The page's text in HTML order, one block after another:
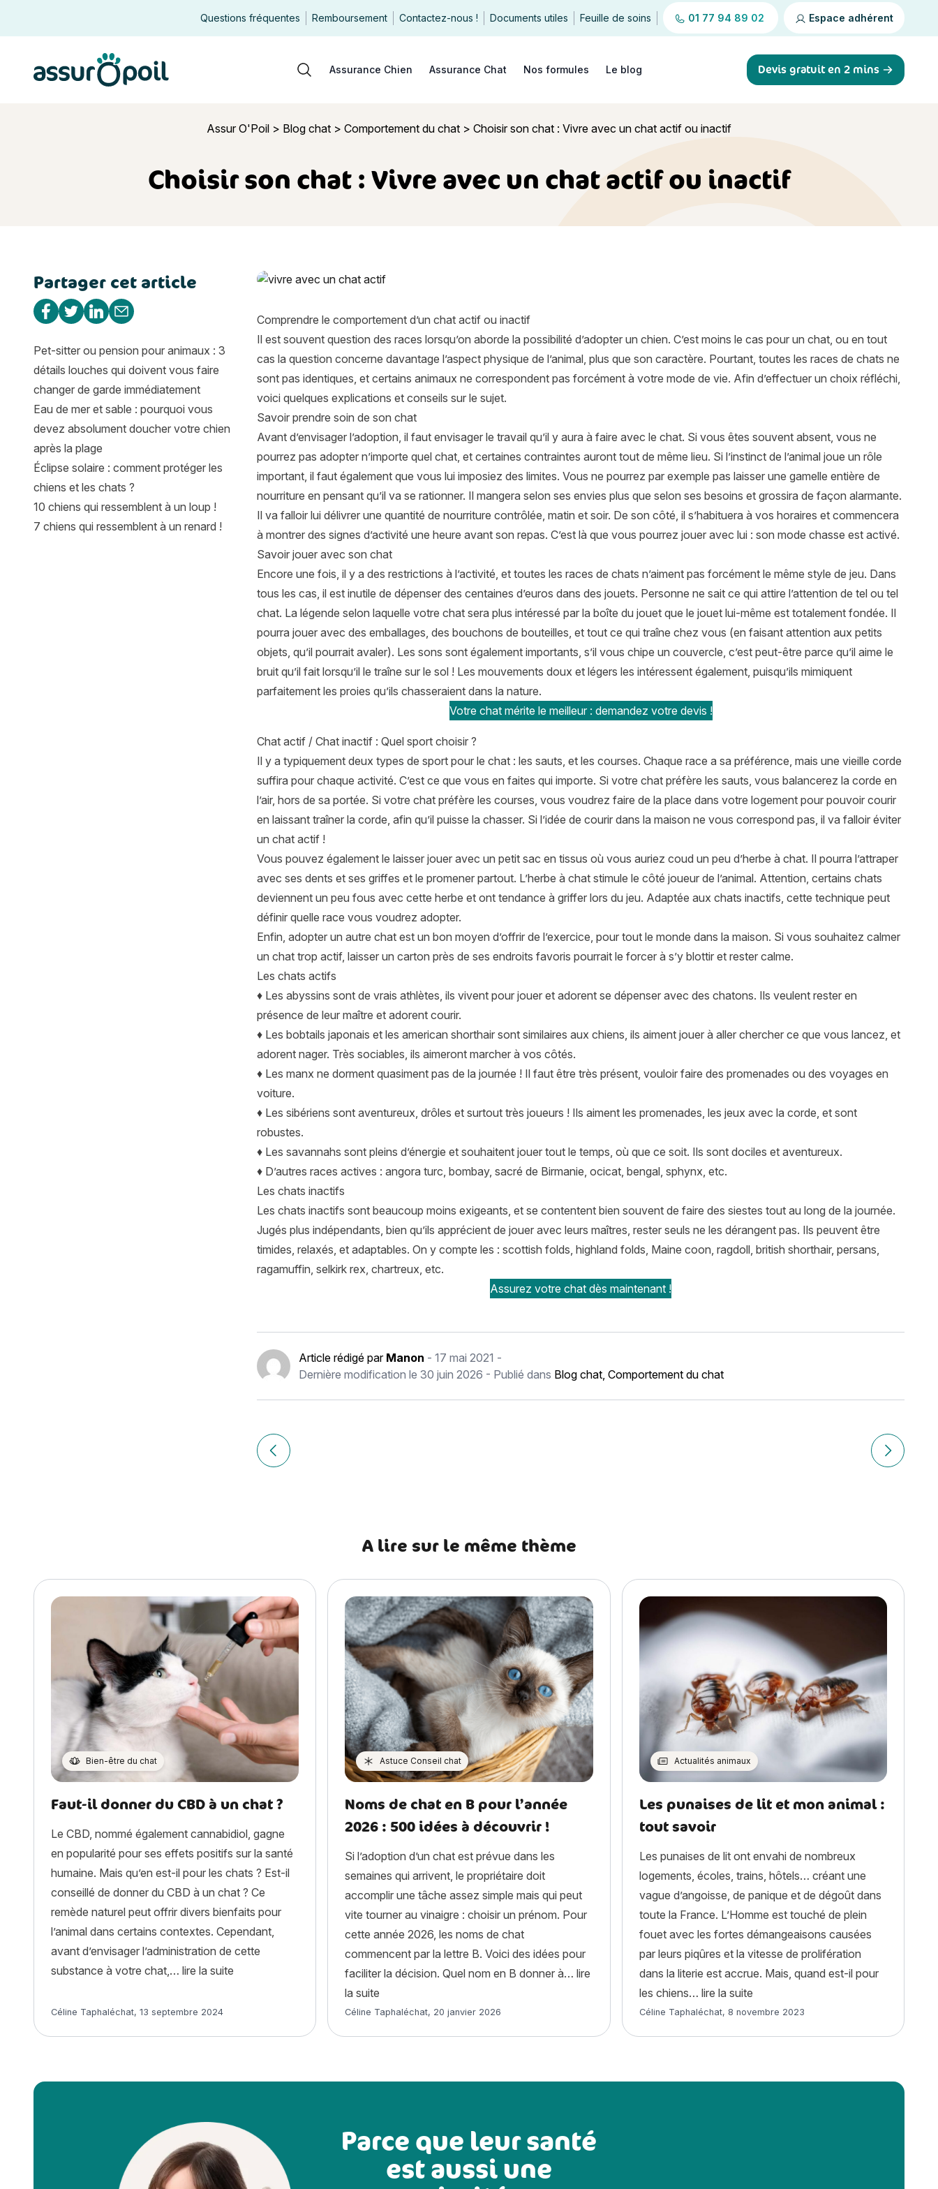
Questions fréquentes Remboursement Contactez-nous ! Documents utiles Feuille de soins 01 77 94 89 02 Espace adhérent
Rechercher
Assurance Chien Assurance Chat Nos formules Le blog Devis gratuit en 2 mins
Assur O'Poil > Blog chat > Comportement du chat > Choisir son chat : Vivre avec un chat actif ou inactif
Choisir son chat : Vivre avec un chat actif ou inactif
Choisir son chat : Vivre avec un chat actif ou inactif
Comprendre le comportement d’un chat actif ou inactif
Il est souvent question des races lorsqu’on aborde la possibilité d’adopter un chien. C’est moins le cas pour un chat, ou en tout
cas la question concerne davantage l’aspect physique de l’animal, plus que son caractère. Pourtant, toutes les races de chats ne
sont pas identiques, et certains animaux ne correspondent pas forcément à votre mode de vie. Afin d’effectuer un choix réfléchi,
voici quelques explications et conseils sur le sujet.
Savoir prendre soin de son chat
Avant d’envisager l’adoption, il faut envisager le travail qu’il y aura à faire avec le chat. Si vous êtes souvent absent, vous ne
pourrez pas adopter n’importe quel chat, et certaines contraintes auront tout de même lieu. Si l’instinct de l’animal joue un rôle
important, il faut également que vous lui imposiez des limites. Vous ne pourrez par exemple pas laisser une gamelle entière de
nourriture en pensant qu’il va se rationner. Il mangera selon ses envies plus que selon ses besoins et grossira de façon alarmante.
Il va falloir lui délivrer une quantité de nourriture contrôlée, matin et soir. De son côté, il s’habituera à vos horaires et commencera
à montrer des signes d’activité une heure avant son repas. C’est là que vous pourrez jouer avec lui : son mode chasse est activé.
Savoir jouer avec son chat
Encore une fois, il y a des restrictions à l’activité, et toutes les races de chats n’aiment pas forcément le même style de jeu. Dans
tous les cas, il est inutile de dépenser des centaines d’euros dans des jouets. Personne ne sait ce qui attire l’attention de tel ou tel
chat. La légende selon laquelle votre chat sera plus intéressé par la boîte du jouet que le jouet lui-même est totalement fondée. Il
pourra jouer avec des emballages, des bouchons de bouteilles, et tout ce qui traîne chez vous (en faisant attention aux petits
objets, qu’il pourrait avaler). Les sons sont également importants, s’il vous chipe un couvercle, c’est peut-être parce qu’il aime le
bruit qu’il fait lorsqu’il le traîne sur le sol ! Les mouvements doux et légers les intéressent également, puisqu’ils mimiquent
parfaitement les proies qu’ils chasseraient dans la nature.
Votre chat mérite le meilleur : demandez votre devis !
Chat actif / Chat inactif : Quel sport choisir ?
Il y a typiquement deux types de sport pour le chat : les sauts, et les courses. Chaque race a sa préférence, mais une vieille corde
suffira pour chaque activité. C’est ce que vous en faites qui importe. Si votre chat préfère les sauts, vous balancerez la corde en
l’air, hors de sa portée. Si votre chat préfère les courses, vous voudrez faire de la place dans votre logement pour pouvoir courir
en laissant traîner la corde, afin qu’il puisse la chasser. Si l’idée de courir dans la maison ne vous correspond pas, il va falloir éviter
un chat actif !
Vous pouvez également le laisser jouer avec un petit sac en tissus où vous auriez coud un peu d’herbe à chat. Il pourra l’attraper
avec ses dents et ses griffes et le promener partout. L’herbe à chat stimule le côté joueur de l’animal. Attention, certains chats
deviennent un peu fous avec cette herbe et ont tendance à griffer lors du jeu. Adaptée aux chats inactifs, cette technique peut
définir quelle race vous voudrez adopter.
Enfin, adopter un autre chat est un bon moyen d’offrir de l’exercice, pour tout le monde dans la maison. Si vous souhaitez calmer
un chat trop actif, laisser un carton près de ses endroits favoris pourrait le forcer à s’y blottir et rester calme.
Les chats actifs
♦ Les abyssins sont de vrais athlètes, ils vivent pour jouer et adorent se dépenser avec des chatons. Ils veulent rester en
présence de leur maître et adorent courir.
♦ Les bobtails japonais et les american shorthair sont similaires aux chiens, ils aiment jouer à aller chercher ce que vous lancez, et
adorent nager. Très sociables, ils aimeront marcher à vos côtés.
♦ Les manx ne dorment quasiment pas de la journée ! Il faut être très présent, vouloir faire des promenades ou des voyages en
voiture.
♦ Les sibériens sont aventureux, drôles et surtout très joueurs ! Ils aiment les promenades, les jeux avec la corde, et sont
robustes.
♦ Les savannahs sont pleins d’énergie et souhaitent jouer tout le temps, où que ce soit. Ils sont dociles et aventureux.
♦ D’autres races actives : angora turc, bombay, sacré de Birmanie, ocicat, bengal, sphynx, etc.
Les chats inactifs
Les chats inactifs sont beaucoup moins exigeants, et se contentent bien souvent de faire des siestes tout au long de la journée.
Jugés plus indépendants, bien qu’ils apprécient de jouer avec leurs maîtres, rester seuls ne les dérangent pas. Ils peuvent être
timides, relaxés, et adaptables. On y compte les : scottish folds, highland folds, Maine coon, ragdoll, british shorthair, persans,
ragamuffin, selkirk rex, chartreux, etc.
Assurez votre chat dès maintenant !
Article rédigé par Manon - 17 mai 2021 -
Dernière modification le 30 juin 2026 - Publié dans Blog chat, Comportement du chat
Navigation
de
Article précédent Horoscope chien Vierge Article
Partager cet article
Partager sur Facebook
Partager sur Twitter
Partager sur Linkedin
Partager par e-mail
Pet-sitter ou pension pour animaux : 3
détails louches qui doivent vous faire
changer de garde immédiatement
Eau de mer et sable : pourquoi vous
devez absolument doucher votre chien
après la plage
Éclipse solaire : comment protéger les
chiens et les chats ?
10 chiens qui ressemblent à un loup !
7 chiens qui ressemblent à un renard !
A lire sur le même thème
Bien-être du chat
Faut-il donner du CBD à un chat ?
Le CBD, nommé également cannabidiol, gagne
en popularité pour ses effets positifs sur la santé
humaine. Mais qu’en est-il pour les chats ? Est-il
conseillé de donner du CBD à un chat ? Ce
remède naturel peut offrir divers bienfaits pour
l’animal dans certains contextes. Cependant,
avant d’envisager l’administration de cette
substance à votre chat,… lire la suite « Faut-il donner du CBD à un chat ? »
Article rédigé par
Céline Taphaléchat, 13 septembre 2024
Astuce Conseil chat
Noms de chat en B pour l’année
2026 : 500 idées à découvrir !
Si l’adoption d’un chat est prévue dans les
semaines qui arrivent, le propriétaire doit
accomplir une tâche assez simple mais qui peut
vite tourner au vinaigre : choisir un prénom. Pour
cette année 2026, les noms de chat
commencent par la lettre B. Voici des idées pour
faciliter la décision. Quel nom en B donner à…lire
la suite « Noms de chat en B pour l’année 2026 : 500 idées à découvrir ! »
Article rédigé par
Céline Taphaléchat, 20 janvier 2026
Actualités animaux
Les punaises de lit et mon animal :
tout savoir
Les punaises de lit ont envahi de nombreux
logements, écoles, trains, hôtels… créant une
vague d’angoisse, de panique et de dégoût dans
toute la France. L’Homme est touché de plein
fouet avec les fortes démangeaisons causées
par leurs piqûres et la vitesse de prolifération
dans la literie est accrue. Mais, quand est-il pour
les chiens… lire la suite« Les punaises de lit et mon animal :
Article rédigé par
Céline Taphaléchat, 8 novembre 2023
Parce que leur santé
est aussi une